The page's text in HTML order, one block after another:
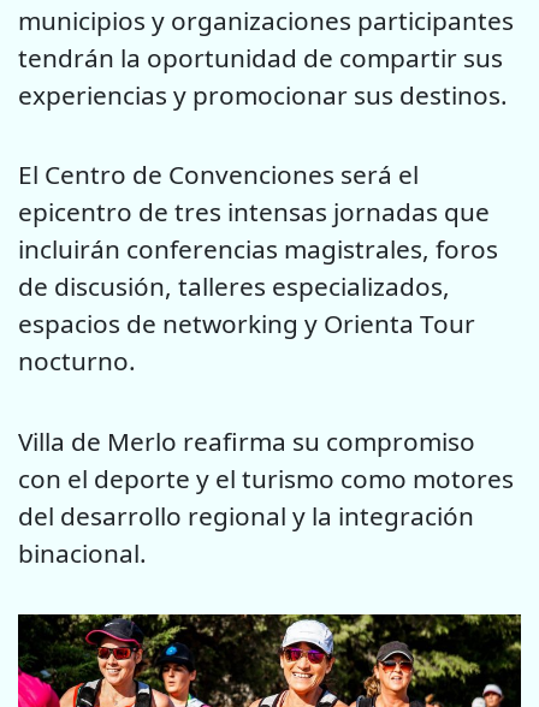
municipios y organizaciones participantes
tendrán la oportunidad de compartir sus
experiencias y promocionar sus destinos.
El Centro de Convenciones será el
epicentro de tres intensas jornadas que
incluirán conferencias magistrales, foros
de discusión, talleres especializados,
espacios de networking y Orienta Tour
nocturno.
Villa de Merlo reafirma su compromiso
con el deporte y el turismo como motores
del desarrollo regional y la integración
binacional.